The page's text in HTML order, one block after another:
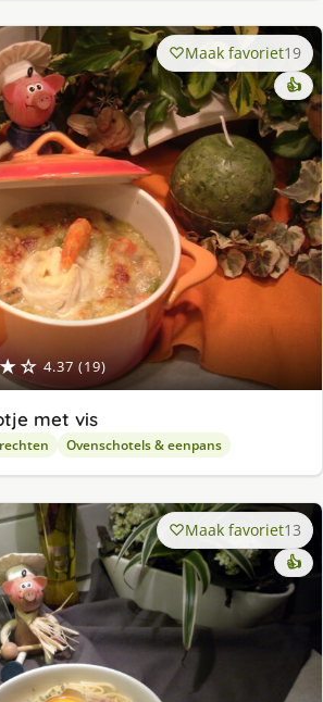
4.37 (19)
Maak favoriet19
👍
met vis
Ovenschotels & eenpans
Maak favoriet13
👍